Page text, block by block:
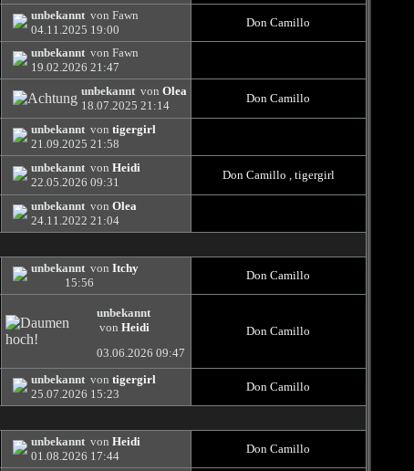
unbekanntvon Fawn
04.11.2025 19:00
Don Camillo
unbekanntvon Fawn
19.02.2026 21:47
unbekanntvon Olea
18.07.2025 21:14
Don Camillo
unbekanntvon tigergirl
21.09.2025 21:58
unbekanntvon Heidi
22.05.2026 09:31
Don Camillo , tigergirl
unbekanntvon Olea
24.11.2022 21:04
unbekanntvon Itchy
15:56
Don Camillo
unbekannt
von Heidi
03.06.2026 09:47
Don Camillo
unbekanntvon tigergirl
25.07.2026 15:23
Don Camillo
unbekanntvon Heidi
01.08.2026 17:44
Don Camillo